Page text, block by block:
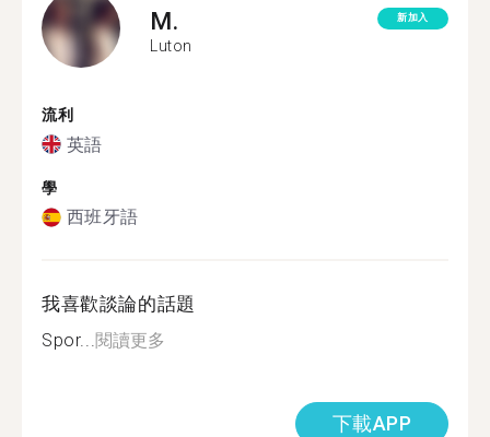
M.
Luton
新加入
流利
英語
學
西班牙語
我喜歡談論的話題
Spor...閱讀更多
下載APP